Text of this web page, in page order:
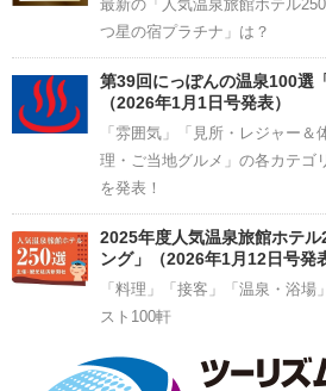
最新の「人気温泉旅館ホテル
つ星の宿プラチナ」は？
第39回にっぽんの温泉100選
（2026年1月1日号発表）
「雰囲気」「見所・レジャー
理・ご当地グルメ」の各カテゴ
を発表！
2025年度人気温泉旅館ホテ
ング」（2026年1月12日号発
「料理」「接客」「温泉・浴
スト100軒